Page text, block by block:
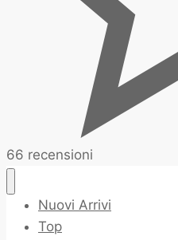
66 recensioni
Nuovi Arrivi
Top